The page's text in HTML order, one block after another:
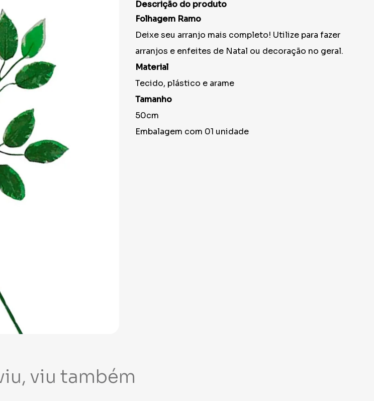
Descrição do produto
Folhagem Ramo
Deixe seu arranjo mais completo! Utilize para fazer
arranjos e enfeites de Natal ou decoração no geral.
Material
Tecido, plástico e arame
Tamanho
50cm
Embalagem com 01 unidade
viu também